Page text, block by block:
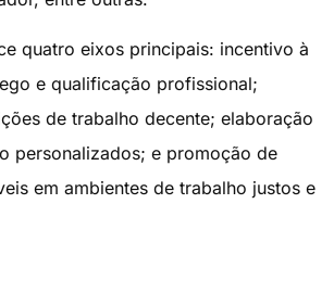
quatro eixos principais: incentivo à
e qualificação profissional;
de trabalho decente; elaboração
personalizados; e promoção de
em ambientes de trabalho justos e